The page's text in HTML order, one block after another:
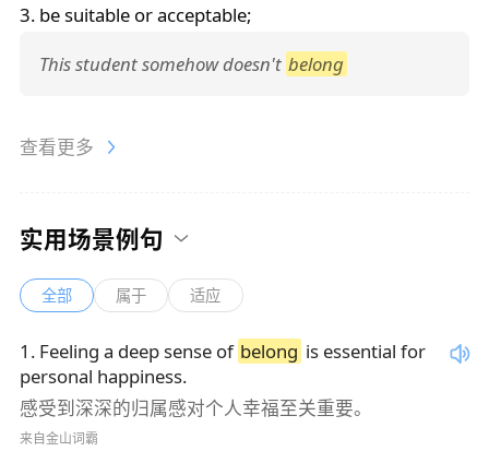
3. be suitable or acceptable;
This student somehow doesn't belong
查看更多
实用场景例句
全部 属于 适应
1 . Feeling a deep sense of belong is essential for
personal happiness.
感受到深深的归属感对个人幸福至关重要。
来自金山词霸